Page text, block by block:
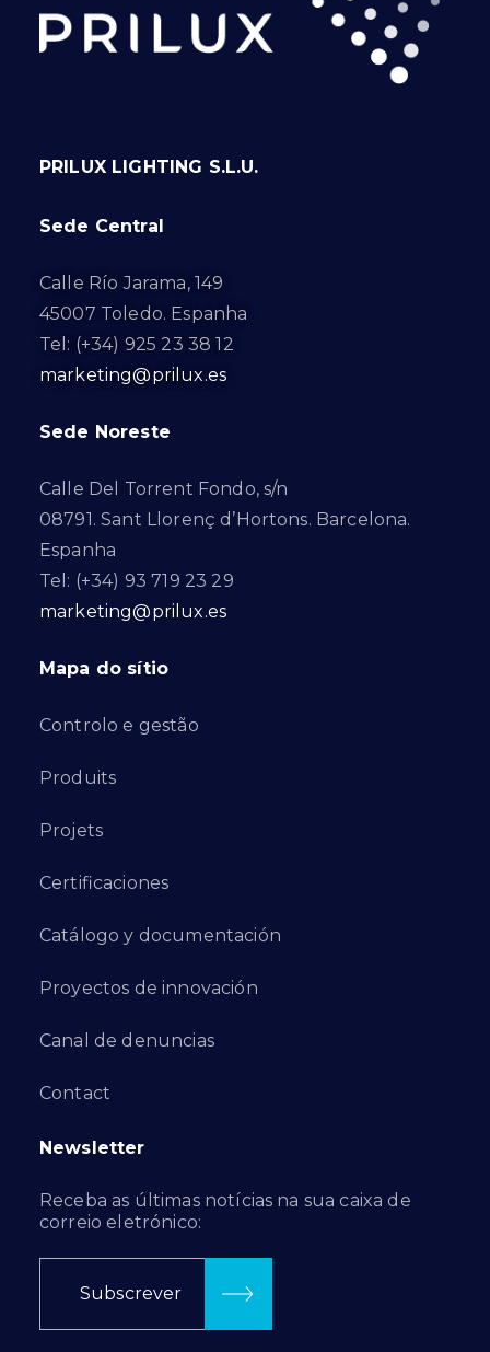
PRILUX LIGHTING S.L.U.
Sede Central
Calle Río Jarama, 149
45007 Toledo. Espanha
Tel: (+34) 925 23 38 12
marketing@prilux.es
Sede Noreste
Calle Del Torrent Fondo, s/n
08791. Sant Llorenç d’Hortons. Barcelona.
Espanha
Tel: (+34) 93 719 23 29
marketing@prilux.es
Mapa do sítio
Controlo e gestão
Produits
Projets
Certificaciones
Catálogo y documentación
Proyectos de innovación
Canal de denuncias
Contact
Newsletter
Receba as últimas notícias na sua caixa de
correio eletrónico:
Subscrever